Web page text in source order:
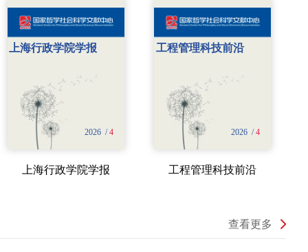
上海行政学院学报
2026 /4
上海行政学院学报
工程管理科技前沿
2026 /4
工程管理科技前沿
查看更多